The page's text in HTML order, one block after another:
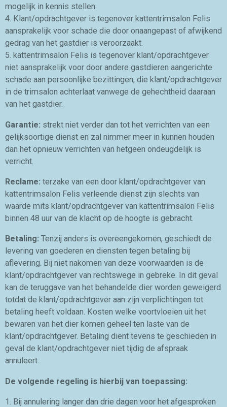
mogelijk in kennis stellen.
4. Klant/opdrachtgever is tegenover kattentrimsalon Felis
aansprakelijk voor schade die door onaangepast of afwijkend
gedrag van het gastdier is veroorzaakt.
5. kattentrimsalon Felis is tegenover klant/opdrachtgever
niet aansprakelijk voor door andere gastdieren aangerichte
schade aan persoonlijke bezittingen, die klant/opdrachtgever
in de trimsalon achterlaat vanwege de gehechtheid daaraan
van het gastdier.
Garantie: strekt niet verder dan tot het verrichten van een
gelijksoortige dienst en zal nimmer meer in kunnen houden
dan het opnieuw verrichten van hetgeen ondeugdelijk is
verricht.
Reclame: terzake van een door klant/opdrachtgever van
kattentrimsalon Felis verleende dienst zijn slechts van
waarde mits klant/opdrachtgever van kattentrimsalon Felis
binnen 48 uur van de klacht op de hoogte is gebracht.
Betaling: Tenzij anders is overeengekomen, geschiedt de
levering van goederen en diensten tegen betaling bij
aflevering. Bij niet nakomen van deze voorwaarden is de
klant/opdrachtgever van rechtswege in gebreke. In dit geval
kan de teruggave van het behandelde dier worden geweigerd
totdat de klant/opdrachtgever aan zijn verplichtingen tot
betaling heeft voldaan. Kosten welke voortvloeien uit het
bewaren van het dier komen geheel ten laste van de
klant/opdrachtgever. Betaling dient tevens te geschieden in
geval de klant/opdrachtgever niet tijdig de afspraak
annuleert.
De volgende regeling is hierbij van toepassing:
1. Bij annulering langer dan drie dagen voor het afgesproken